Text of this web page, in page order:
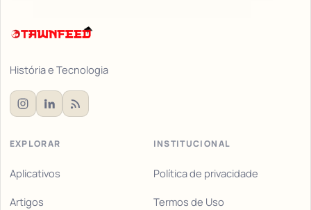
História e Tecnologia
EXPLORAR
Aplicativos
Artigos
INSTITUCIONAL
Política de privacidade
Termos de Uso